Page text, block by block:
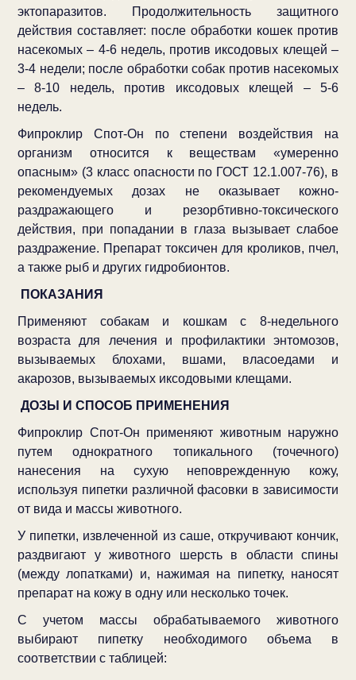
эктопаразитов. Продолжительность защитного
действия составляет: после обработки кошек против
насекомых – 4-6 недель, против иксодовых клещей –
3-4 недели; после обработки собак против насекомых
– 8-10 недель, против иксодовых клещей – 5-6
недель.
Фипроклир Спот-Он по степени воздействия на
организм относится к веществам «умеренно
опасным» (3 класс опасности по ГОСТ 12.1.007-76), в
рекомендуемых дозах не оказывает кожно-
раздражающего и резорбтивно-токсического
действия, при попадании в глаза вызывает слабое
раздражение. Препарат токсичен для кроликов, пчел,
а также рыб и других гидробионтов.
ПОКАЗАНИЯ
Применяют собакам и кошкам с 8-недельного
возраста для лечения и профилактики энтомозов,
вызываемых блохами, вшами, власоедами и
акарозов, вызываемых иксодовыми клещами.
ДОЗЫ И СПОСОБ ПРИМЕНЕНИЯ
Фипроклир Спот-Он применяют животным наружно
путем однократного топикального (точечного)
нанесения на сухую неповрежденную кожу,
используя пипетки различной фасовки в зависимости
от вида и массы животного.
У пипетки, извлеченной из саше, откручивают кончик,
раздвигают у животного шерсть в области спины
(между лопатками) и, нажимая на пипетку, наносят
препарат на кожу в одну или несколько точек.
С учетом массы обрабатываемого животного
выбирают пипетку необходимого объема в
соответствии с таблицей: